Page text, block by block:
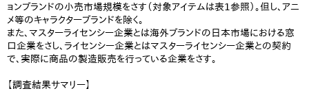
ョンブランドの小売市場規模をさす（対象アイテムは表1参照）。但し、アニ
メ等のキャラクターブランドを除く。
また、マスターライセンシー企業とは海外ブランドの日本市場における窓
口企業をさし、ライセンシー企業とはマスターライセンシー企業との契約
で、実際に商品の製造販売を行っている企業をさす。
【調査結果サマリー】